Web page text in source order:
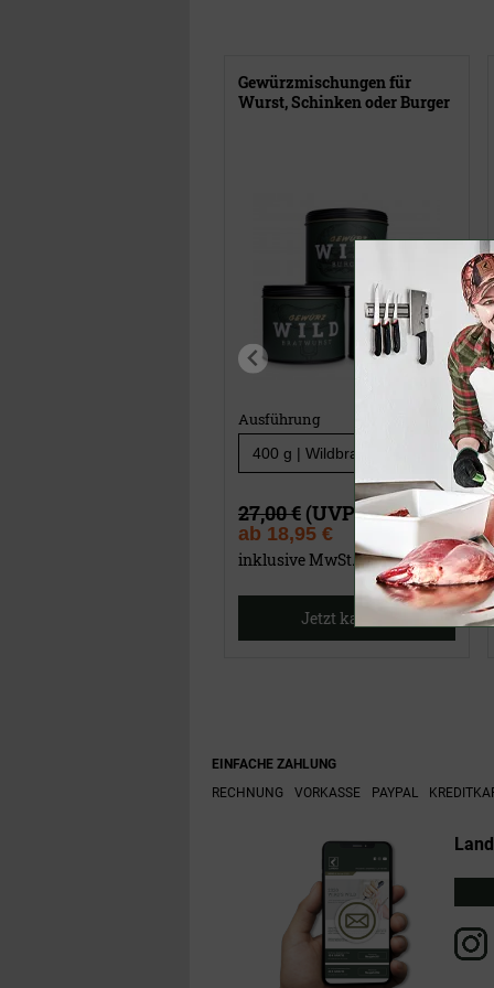
Gewürzmischungen für
Wurst, Schinken oder Burger
Ausführung
27,00 € (UVP)
ab 18,95 €
inklusive MwSt.
Jetzt kaufen
EINFACHE ZAHLUNG
RECHNUNG
VORKASSE PAYPAL